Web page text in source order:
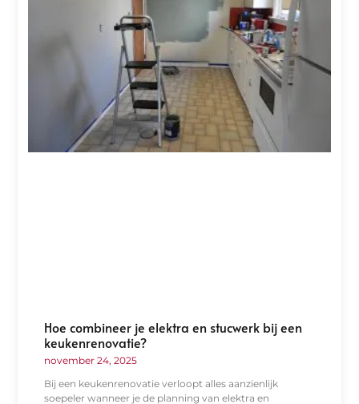
Hoe combineer je elektra en stucwerk bij een
keukenrenovatie?
november 24, 2025
Bij een keukenrenovatie verloopt alles aanzienlijk
soepeler wanneer je de planning van elektra en